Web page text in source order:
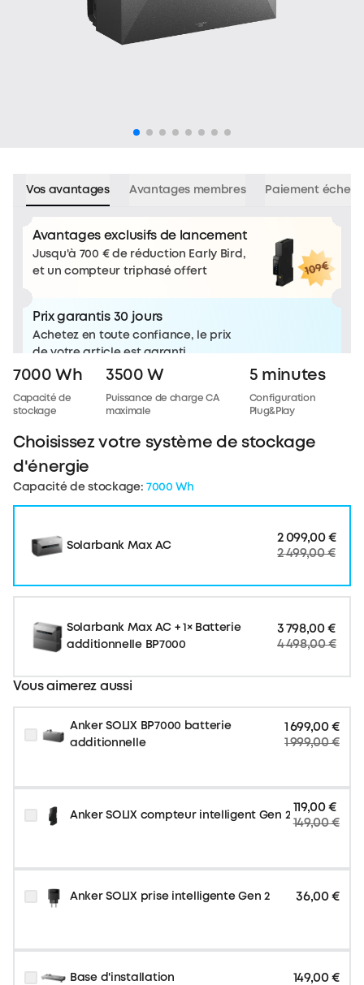
Vos avantages Avantages membres Paiement
Avantages exclusifs de lancement
Jusqu'à 700 € de réduction Early Bird,
et un compteur triphasé offert
Prix garantis 30 jours
Achetez en toute confiance, le prix
de votre article est garanti.
Cotisation Bebat (Belgique)
Des frais Bebat supplémentaires
s’appliquent pour les clients en
Belgique.Cliquez ici pour en savoir
plus sur Bebat.
7000 Wh
Capacité de
stockage
3500 W
Puissance de charge CA
maximale
5 minutes
Configuration
Plug&Play
Choisissez votre système de stockage
d'énergie
Capacité de stockage: 7000 Wh
Solarbank Max AC
2 099,00 €
2 499,00 €
Solarbank Max AC + 1× Batterie
additionnelle BP7000
3 798,00 €
4 498,00 €
Vous aimerez aussi
Anker SOLIX BP7000 batterie
additionnelle
1 699,00 €
1 999,00 €
Anker SOLIX compteur intelligent Gen 2
119,00 €
149,00 €
Anker SOLIX prise intelligente Gen 2 36,00 €
Base d'installation 149,00 €